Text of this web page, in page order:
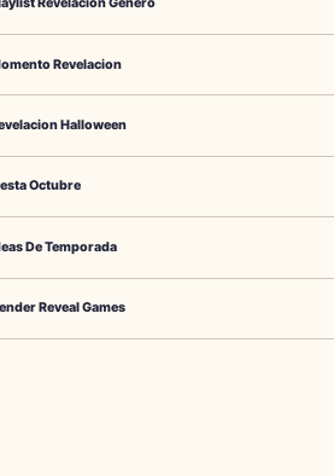
Revelacion Genero
Revelacion
Halloween
Octubre
De Temporada
Reveal Games